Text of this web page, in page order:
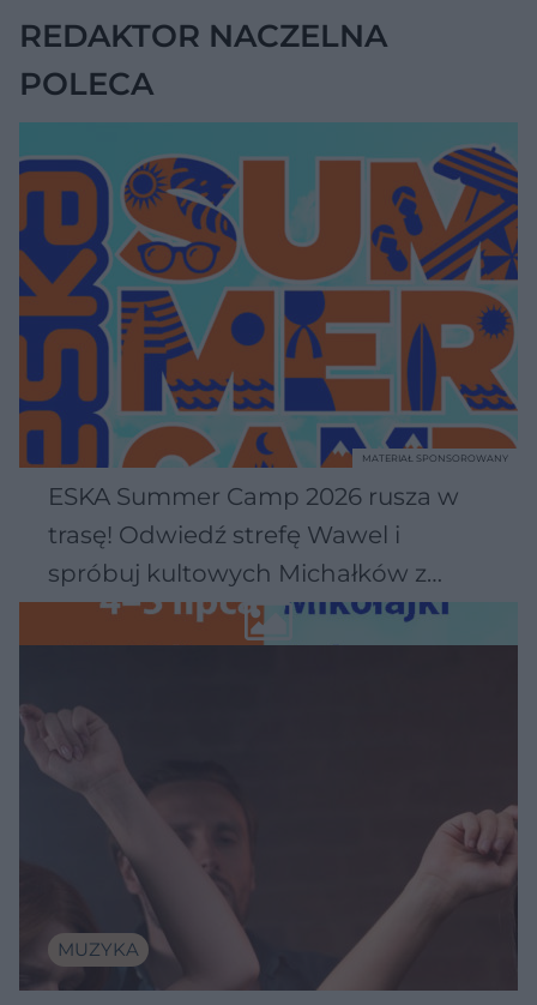
REDAKTOR NACZELNA
POLECA
ESKA Summer Camp 2026 rusza w
trasę! Odwiedź strefę Wawel i
spróbuj kultowych Michałków z
Wawelu
MATERIAŁ SPONSOROWANY
MUZYKA